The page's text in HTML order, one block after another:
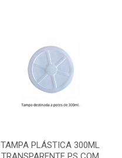
TAMPA PLÁSTICA 300ML